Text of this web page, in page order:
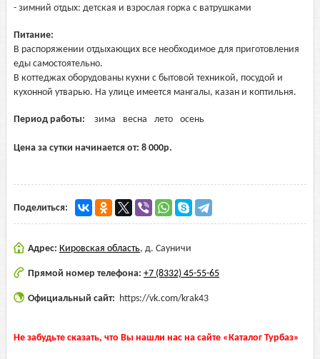
- зимний отдых: детская и взрослая горка с ватрушками
Питание:
В распоряжении отдыхающих все необходимое для приготовления
еды самостоятельно.
В коттеджах оборудованы кухни с бытовой техникой, посудой и
кухонной утварью. На улице имеется мангалы, казан и коптильня.
Период работы: зима весна лето осень
Цена за сутки начинается от: 8 000р.
Поделиться:
Адрес: Кировская область, д. Сауничи
Прямой номер телефона: +7 (8332) 45-55-65
Официальный сайт: https://vk.com/krak43
Не забудьте сказать, что Вы нашли нас на сайте «Каталог Турбаз»